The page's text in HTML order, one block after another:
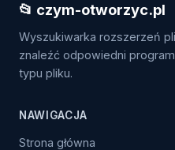
📂 czym-otworzyc.pl
Wyszukiwarka rozszerzeń
znaleźć odpowiedni
typu pliku.
NAWIGACJA
Strona główna